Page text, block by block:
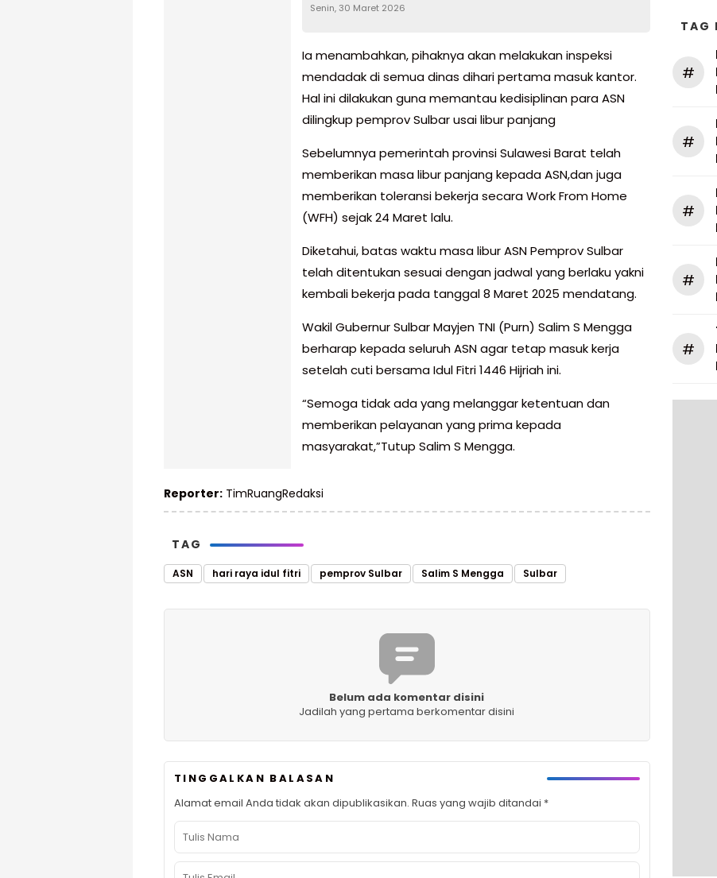
Senin, 30 Maret 2026
Ia menambahkan, pihaknya akan melakukan inspeksi
mendadak di semua dinas dihari pertama masuk kantor.
Hal ini dilakukan guna memantau kedisiplinan para ASN
dilingkup pemprov Sulbar usai libur panjang
Sebelumnya pemerintah provinsi Sulawesi Barat telah
memberikan masa libur panjang kepada ASN,dan juga
memberikan toleransi bekerja secara Work From Home
(WFH) sejak 24 Maret lalu.
Diketahui, batas waktu masa libur ASN Pemprov Sulbar
telah ditentukan sesuai dengan jadwal yang berlaku yakni
kembali bekerja pada tanggal 8 Maret 2025 mendatang.
Wakil Gubernur Sulbar Mayjen TNI (Purn) Salim S Mengga
berharap kepada seluruh ASN agar tetap masuk kerja
setelah cuti bersama Idul Fitri 1446 Hijriah ini.
“Semoga tidak ada yang melanggar ketentuan dan
memberikan pelayanan yang prima kepada
masyarakat,”Tutup Salim S Mengga.
Reporter: TimRuangRedaksi
TAG
ASN hari raya idul fitri pemprov Sulbar Salim S Mengga Sulbar
Belum ada komentar disini
Jadilah yang pertama berkomentar disini
TINGGALKAN BALASAN
Alamat email Anda tidak akan dipublikasikan. Ruas yang wajib ditandai *
TAG
#
#
#
#
#